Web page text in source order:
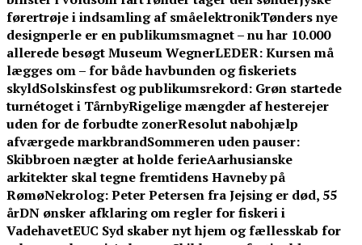
førertrøje i indsamling af småelektronikTønders nye
designperle er en publikumsmagnet – nu har 10.000
allerede besøgt Museum WegnerLEDER: Kursen må
lægges om – for både havbunden og fiskeriets
skyldSolskinsfest og publikumsrekord: Grøn startede
turnétoget i TårnbyRigelige mængder af hesterejer
uden for de forbudte zonerResolut nabohjælp
afværgede markbrandSommeren uden pauser:
Skibbroen nægter at holde ferieAarhusianske
arkitekter skal tegne fremtidens Havneby på
RømøNekrolog: Peter Petersen fra Jejsing er død, 55
årDN ønsker afklaring om regler for fiskeri i
VadehavetEUC Syd skaber nyt hjem og fællesskab for